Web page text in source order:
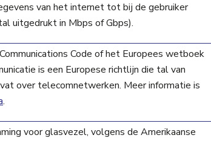
van het internet tot bij de gebruiker
uitgedrukt in Mbps of Gbps).
Code of het Europees wetboek
is een Europese richtlijn die tal van
over telecomnetwerken. Meer informatie is
.
voor glasvezel, volgens de Amerikaanse